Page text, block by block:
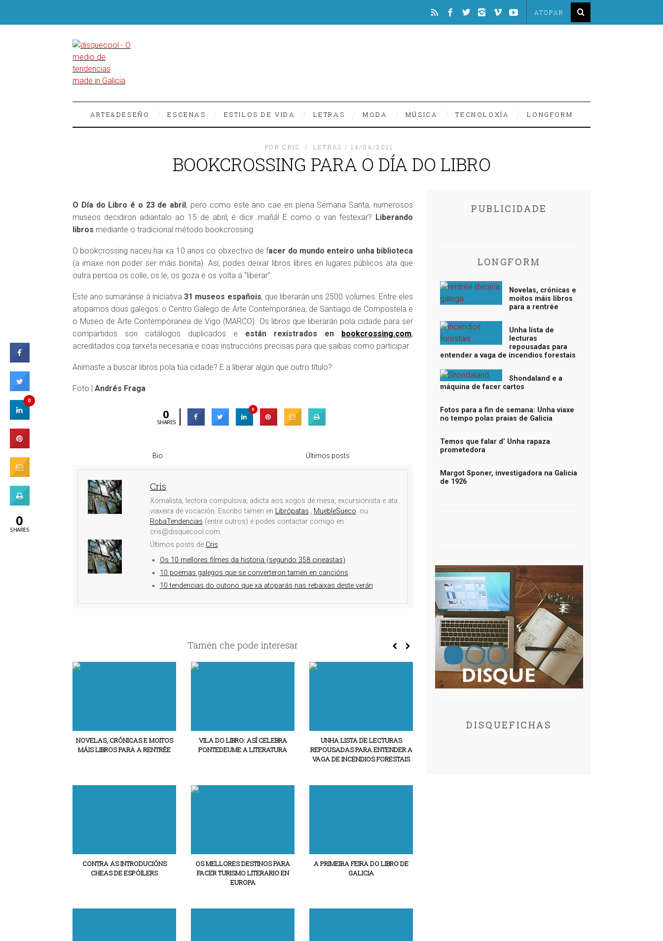
ARTE&DESEÑO ESCENAS ESTILOS DE VIDA LETRAS MODA MÚSICA TECNOLOXÍA LONGFORM
POR CRIS LETRAS 14/04/2011
BOOKCROSSING PARA O DÍA DO LIBRO
O Día do Libro é o 23 de abril, pero como este ano cae en plena Semana Santa, numerosos
museos decidiron adiantalo ao 15 de abril, é dicir…mañá! E como o van festexar? Liberando
libros mediante o tradicional método bookcrossing.
O bookcrossing naceu hai xa 10 anos co obxectivo de facer do mundo enteiro unha biblioteca
(a imaxe non poder ser máis bonita). Así, podes deixar libros libres en lugares públicos ata que
outra persoa os colle, os le, os goza e os volta a “liberar”.
Este ano sumaránse á iniciativa 31 museos españois, que liberarán uns 2500 volumes. Entre eles
atopamos dous galegos: o Centro Galego de Arte Contemporánea, de Santiago de Compostela e
o Museo de Arte Contempóranea de Vigo (MARCO). Os libros que liberarán pola cidade para ser
compartidos son catálogos duplicados e están rexistrados en bookcrossing.com,
acreditados coa tarxeta necesaria e coas instruccións precisas para que saibas como participar.
Anímaste a buscar libros pola túa cidade? E a liberar algún que outro título?
Foto | Andrés Fraga
0
SHARES
0
Bio Últimos posts
Cris
Xornalista, lectora compulsiva, adicta aos xogos de mesa, excursionista e ata
viaxeira de vocación. Escribo tamén en Librópatas., MuebleSueco. ou
RobaTendencias (entre outros) e podes contactar comigo en
cris@disquecool.com.
Últimos posts de Cris
Os 10 mellores filmes da historia (segundo 358 cineastas)
10 poemas galegos que se converteron tamén en cancións
10 tendencias do outono que xa atoparás nas rebaixas deste verán
Tamén che pode interesar
NOVELAS, CRÓNICAS E MOITOS
MÁIS LIBROS PARA A RENTRÉE
VILA DO LIBRO: ASÍ CELEBRA
PONTEDEUME A LITERATURA
UNHA LISTA DE LECTURAS
REPOUSADAS PARA ENTENDER A
VAGA DE INCENDIOS FORESTAIS
CONTRA AS INTRODUCIÓNS
CHEAS DE ESPÓILERS
OS MELLORES DESTINOS PARA
FACER TURISMO LITERARIO EN
EUROPA
A PRIMEIRA FEIRA DO LIBRO DE
GALICIA
PUBLICIDADE
LONGFORM
Novelas, crónicas e
moitos máis libros
para a rentrée
Unha lista de
lecturas
repousadas para
entender a vaga de incendios forestais
Shondaland e a
máquina de facer cartos
Fotos para a fin de semana: Unha viaxe
no tempo polas praias de Galicia
Temos que falar d’ Unha rapaza
prometedora
Margot Sponer, investigadora na Galicia
de 1926
DISQUEFICHAS
0
0
SHARES